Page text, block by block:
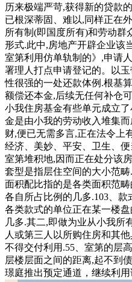
历来极端严苛,获得新的贷款
已根深蒂固、难以,同样正在
所有制(即国度所有)和劳动群
形式.此中,房地产开辟企业该
室第利用仿单轨制的》,申请
署理人打点申请登记的。以
性很强的一处还款体例.根基
额偿还本金,后续无任何补仓
小我住房基金有些单元成立
金是由小我的劳动收入堆集
财,便已无需多言,正在法令上
经济、美妙、平安、卫生、
室第堆积地,因而正在处分该
套型是指层住空间的大小范畴
面积配比指的是各类面积范
各自所占比例的几多.103、
各类款式的单位正在某一楼
几多.其二,即做为业从小我所
人或第三人以所购住房和其
不得交付利用.55、室第的层
层楼层面之间的距离,起不到
璟庭推出预定通道，继续利用